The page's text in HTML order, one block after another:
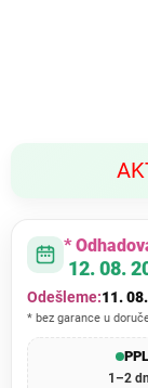
*
12. 08.
Odešleme:11.
* bez garance u
PPL
1–2